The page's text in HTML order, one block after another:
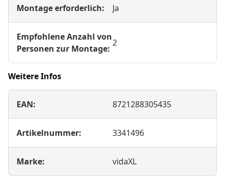
Montage erforderlich: Ja
Empfohlene Anzahl von
Personen zur Montage:
2
Weitere Infos
EAN: 8721288305435
Artikelnummer: 3341496
Marke: vidaXL